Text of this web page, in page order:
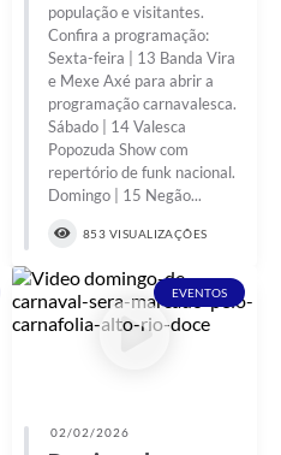
população e visitantes.
Confira a programação:
Sexta-feira | 13 Banda Vira
e Mexe Axé para abrir a
programação carnavalesca.
Sábado | 14 Valesca
Popozuda Show com
repertório de funk nacional.
Domingo | 15 Negão...
853 VISUALIZAÇÕES
EVENTOS
02/02/2026